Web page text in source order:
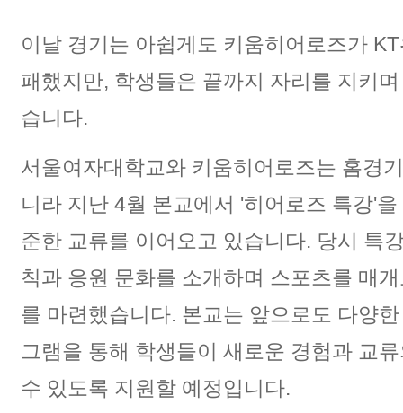
이날 경기는 아쉽게도 키움히어로즈가
패했지만, 학생들은 끝까지 자리를 지키
습니다.
서울여자대학교와 키움히어로즈는 홈경
니라 지난 4월 본교에서 '히어로즈 특강'
준한 교류를 이어오고 있습니다. 당시 특
칙과 응원 문화를 소개하며 스포츠를 매
를 마련했습니다. 본교는 앞으로도 다양
그램을 통해 학생들이 새로운 경험과 교
수 있도록 지원할 예정입니다.